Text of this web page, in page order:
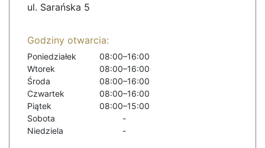
ul. Sarańska 5
Godziny otwarcia:
Poniedziałek
08:00–16:00
Wtorek
08:00–16:00
Środa
08:00–16:00
Czwartek
08:00–16:00
Piątek
08:00–15:00
Sobota
-
Niedziela
-